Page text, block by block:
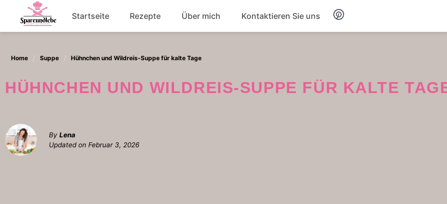
content
Startseite Rezepte Über mich Kontaktieren Sie uns
Home Suppe Hühnchen und Wildreis-Suppe für kalte Tage
HÜHNCHEN UND WILDREIS-SUPPE FÜR KALTE
By Lena
Updated on Februar 3, 2026